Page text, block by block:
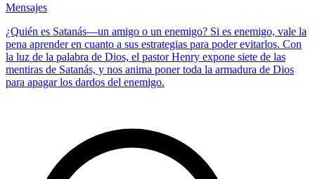
Mensajes
¿Quién es Satanás—un amigo o un enemigo? Si es enemigo, vale la
pena aprender en cuanto a sus estrategias para poder evitarlos. Con
la luz de la palabra de Dios, el pastor Henry expone siete de las
mentiras de Satanás, y nos anima poner toda la armadura de Dios
para apagar los dardos del enemigo.